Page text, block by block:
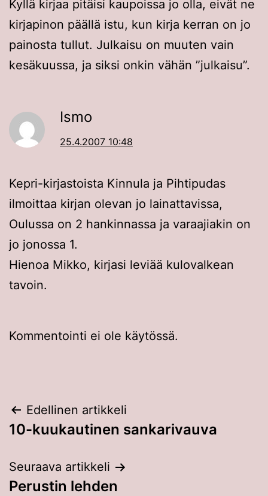
Kyllä kirjaa pitäisi kaupoissa jo olla, eivät ne
kirjapinon päällä istu, kun kirja kerran on jo
painosta tullut. Julkaisu on muuten vain
kesäkuussa, ja siksi onkin vähän ”julkaisu”.
Ismo
25.4.2007 10:48
Kepri-kirjastoista Kinnula ja Pihtipudas
ilmoittaa kirjan olevan jo lainattavissa,
Oulussa on 2 hankinnassa ja varaajiakin on
jo jonossa 1.
Hienoa Mikko, kirjasi leviää kulovalkean
tavoin.
Kommentointi ei ole käytössä.
Artikkelien
selaus
Edellinen artikkeli
10-kuukautinen sankarivauva
Seuraava artikkeli
Perustin lehden